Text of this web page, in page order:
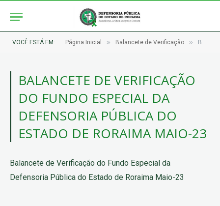
VOCÊ ESTÁ EM: Página Inicial » Balancete de Verificação » Balancete de Verificação do Fundo Especial da Defensoria Pública do Estado de Roraima Maio-23
BALANCETE DE VERIFICAÇÃO
DO FUNDO ESPECIAL DA
DEFENSORIA PÚBLICA DO
ESTADO DE RORAIMA MAIO-23
Balancete de Verificação do Fundo Especial da
Defensoria Pública do Estado de Roraima Maio-23